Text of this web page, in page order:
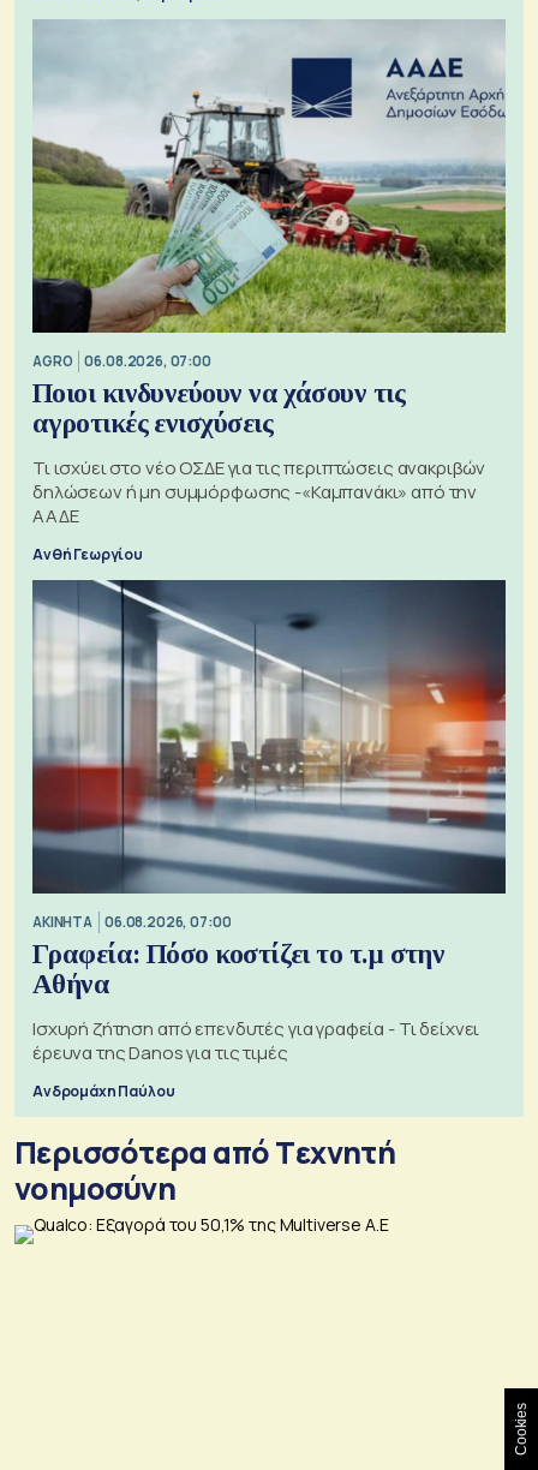
AGRO 06.08.2026, 07:00
Ποιοι κινδυνεύουν να χάσουν τις
αγροτικές ενισχύσεις
Τι ισχύει στο νέο ΟΣΔΕ για τις περιπτώσεις ανακριβών
δηλώσεων ή μη συμμόρφωσης -«Καμπανάκι» από την
ΑΑΔΕ
Ανθή Γεωργίου
ΑΚΙΝΗΤΑ 06.08.2026, 07:00
Γραφεία: Πόσο κοστίζει το τ.μ στην
Αθήνα
Ισχυρή ζήτηση από επενδυτές για γραφεία - Τι δείχνει
έρευνα της Danos για τις τιμές
Ανδρομάχη Παύλου
Περισσότερα από Tεχνητή
νοημοσύνη
Cookies